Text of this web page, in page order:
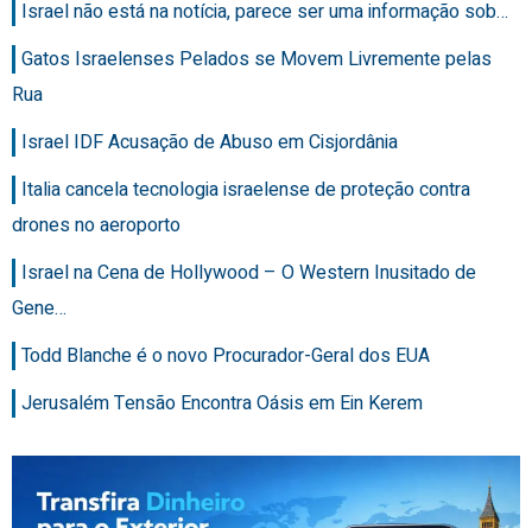
Israel não está na notícia, parece ser uma informação sob…
Gatos Israelenses Pelados se Movem Livremente pelas
Rua
Israel IDF Acusação de Abuso em Cisjordânia
Italia cancela tecnologia israelense de proteção contra
drones no aeroporto
Israel na Cena de Hollywood – O Western Inusitado de
Gene…
Todd Blanche é o novo Procurador-Geral dos EUA
Jerusalém Tensão Encontra Oásis em Ein Kerem